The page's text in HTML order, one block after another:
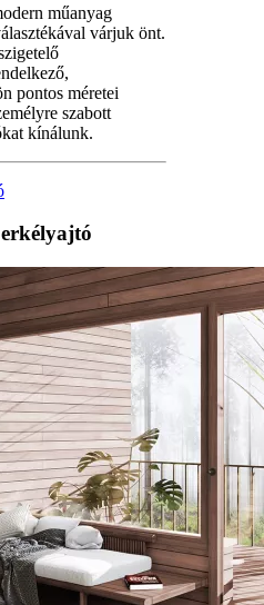
műanyag
várjuk önt.
pontos méretei
szabott
kínálunk.